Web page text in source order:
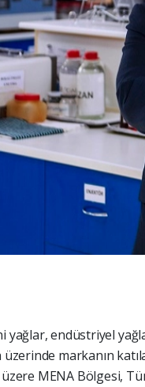
yağlar, endüstriyel
üzerinde markanın
MENA Bölgesi,